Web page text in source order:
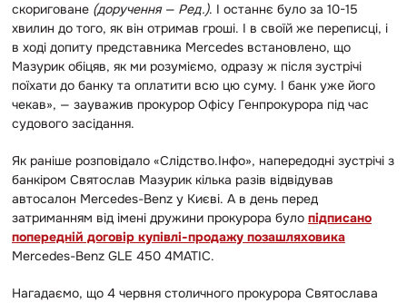
скориговане (доручення — Ред.). І останнє було за 10-15
хвилин до того, як він отримав гроші. І в своїй же переписці, і
в ході допиту представника Mercedes встановлено, що
Мазурик обіцяв, як ми розуміємо, одразу ж після зустрічі
поїхати до банку та оплатити всю цю суму. І банк уже його
чекав», — зауважив прокурор Офісу Генпрокурора під час
судового засідання.
Як раніше розповідало «Слідство.Інфо», напередодні зустрічі з
банкіром Святослав Мазурик кілька разів відвідував
автосалон Mercedes-Benz у Києві. А в день перед
затриманням від імені дружини прокурора було підписано
попередній договір купівлі-продажу позашляховика
Mercedes-Benz GLE 450 4MATIC.
Нагадаємо, що 4 червня столичного прокурора Святослава